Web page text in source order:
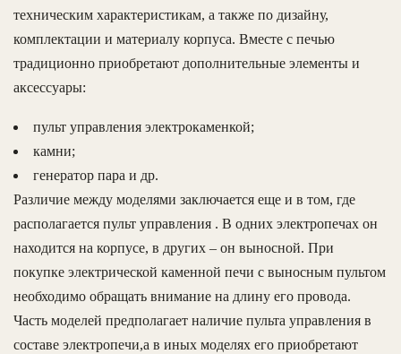
техническим характеристикам, а также по дизайну,
комплектации и материалу корпуса. Вместе с печью
традиционно приобретают дополнительные элементы и
аксессуары:
пульт управления электрокаменкой;
камни;
генератор пара и др.
Различие между моделями заключается еще и в том, где
располагается пульт управления . В одних электропечах он
находится на корпусе, в других – он выносной. При
покупке электрической каменной печи с выносным пультом
необходимо обращать внимание на длину его провода.
Часть моделей предполагает наличие пульта управления в
составе электропечи,а в иных моделях его приобретают